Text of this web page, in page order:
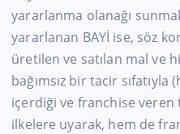
yararlanma olanağı
yararlanan BAYİ ise, söz
üretilen ve satılan mal ve
bağımsız bir tacir sıfatıyla
içerdiği ve franchise veren
ilkelere uyarak, hem de